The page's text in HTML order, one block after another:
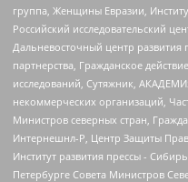
группа, Женщины Евразии,
Российский исследовательский
Дальневосточный центр развития
партнерства, Гражданское
исследований, Сутяжник,
некоммерческих организаций,
Министров северных стран,
Интернешнл-Р, Центр Защиты
Институт развития прессы -
Петербурге Совета Министров